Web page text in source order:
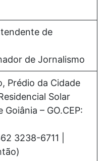
de
de Jornalismo
Prédio da Cidade
Solar
– GO.CEP:
3238-6711 |